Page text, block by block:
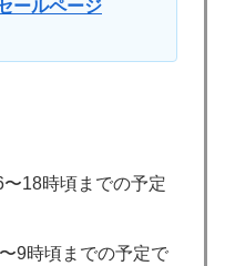
ールページ
18時頃までの予定
9時頃までの予定で